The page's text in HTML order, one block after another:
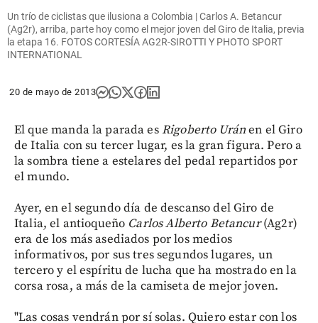
Un trío de ciclistas que ilusiona a Colombia | Carlos A. Betancur
(Ag2r), arriba, parte hoy como el mejor joven del Giro de Italia, previa
la etapa 16. FOTOS CORTESÍA AG2R-SIROTTI Y PHOTO SPORT
INTERNATIONAL
20 de mayo de 2013
El que manda la parada esRigoberto Uránen el Giro
de Italia con su tercer lugar, es la gran figura. Pero a
la sombra tiene a estelares del pedal repartidos por
el mundo.
Ayer, en el segundo día de descanso del Giro de
Italia, el antioqueño Carlos Alberto Betancur(Ag2r)
era de los más asediados por los medios
informativos, por sus tres segundos lugares, un
tercero y el espíritu de lucha que ha mostrado en la
corsa rosa, a más de la camiseta de mejor joven.
"Las cosas vendrán por sí solas. Quiero estar con los